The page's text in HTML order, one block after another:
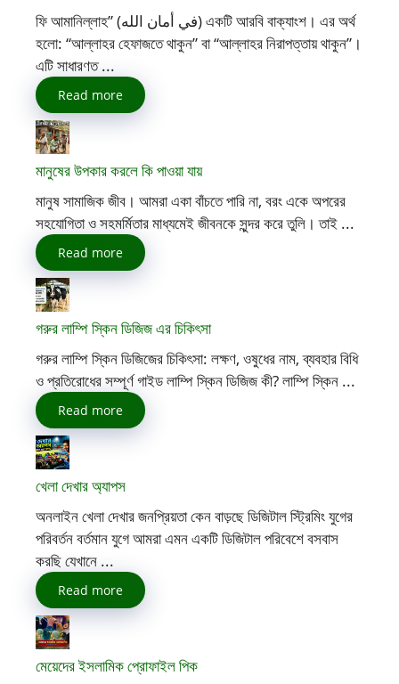
ফি আমানিল্লাহ” (في أمان الله) একটি আরবি বাক্যাংশ। এর অর্থ
হলো: “আল্লাহর হেফাজতে থাকুন” বা “আল্লাহর নিরাপত্তায় থাকুন”।
এটি সাধারণত ...
Read more
মানুষের উপকার করলে কি পাওয়া যায়
মানুষ সামাজিক জীব। আমরা একা বাঁচতে পারি না, বরং একে অপরের
সহযোগিতা ও সহমর্মিতার মাধ্যমেই জীবনকে সুন্দর করে তুলি। তাই ...
Read more
গরুর লাম্পি স্কিন ডিজিজ এর চিকিৎসা
গরুর লাম্পি স্কিন ডিজিজের চিকিৎসা: লক্ষণ, ওষুধের নাম, ব্যবহার বিধি
ও প্রতিরোধের সম্পূর্ণ গাইড লাম্পি স্কিন ডিজিজ কী? লাম্পি স্কিন ...
Read more
খেলা দেখার অ্যাপস
অনলাইন খেলা দেখার জনপ্রিয়তা কেন বাড়ছে ডিজিটাল স্ট্রিমিং যুগের
পরিবর্তন বর্তমান যুগে আমরা এমন একটি ডিজিটাল পরিবেশে বসবাস
করছি যেখানে ...
Read more
মেয়েদের ইসলামিক প্রোফাইল পিক